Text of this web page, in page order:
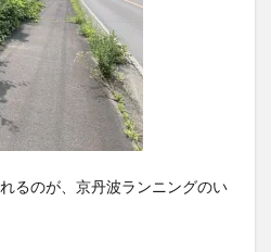
るのが、京丹波ランニングのい